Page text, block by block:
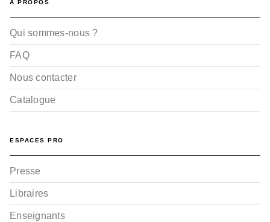
A PROPOS
Qui sommes-nous ?
FAQ
Nous contacter
Catalogue
ESPACES PRO
Presse
Libraires
Enseignants